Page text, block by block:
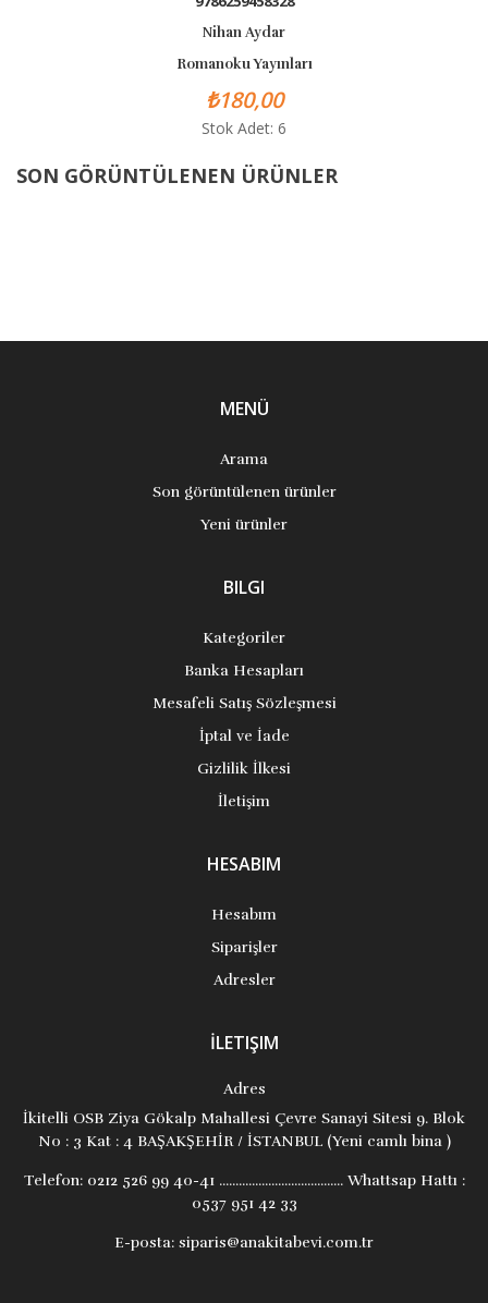
Romanoku Yayınları
SON GÖRÜNTÜLENEN ÜRÜNLER
MENÜ
Arama
Son görüntülenen ürünler
Yeni ürünler
BILGI
Kategoriler
Banka Hesapları
Mesafeli Satış Sözleşmesi
İptal ve İade
Gizlilik İlkesi
İletişim
HESABIM
Hesabım
Siparişler
Adresler
İLETIŞIM
Adres
İkitelli OSB Ziya Gökalp Mahallesi Çevre Sanayi Sitesi 9. Blok
No : 3 Kat : 4 BAŞAKŞEHİR / İSTANBUL (Yeni camlı bina )
Telefon:0212 526 99 40-41 ...................................... Whattsap Hattı :
0537 951 42 33
E-posta: siparis@anakitabevi.com.tr